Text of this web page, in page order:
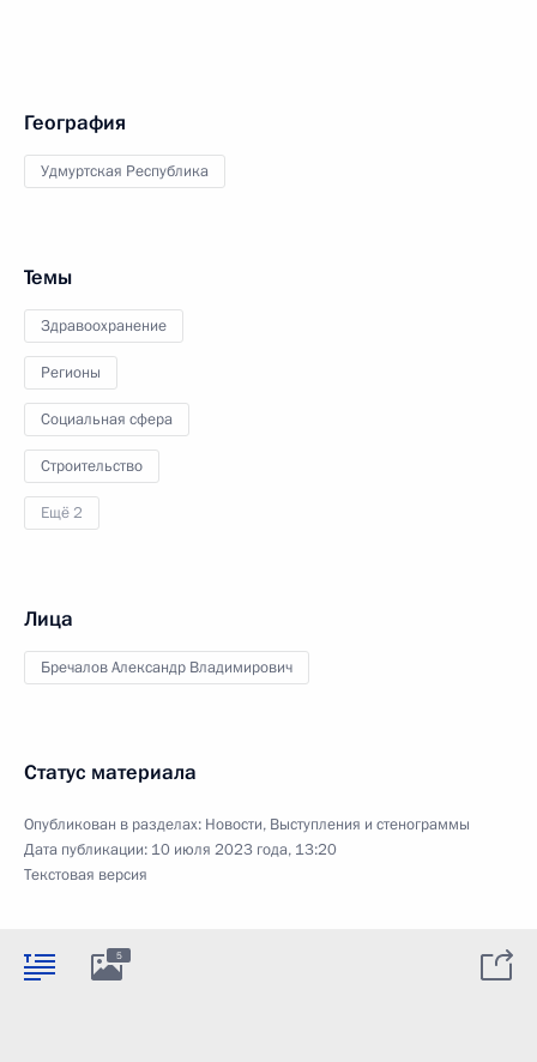
География
Удмуртская Республика
Темы
Здравоохранение
Регионы
Социальная сфера
Строительство
Ещё 2
Лица
Бречалов Александр Владимирович
Статус материала
Опубликован в разделах: Новости, Выступления и стенограммы
Дата публикации: 10 июля 2023 года, 13:20
Текстовая версия
5